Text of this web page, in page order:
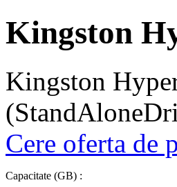
Kingston
Kingston
Cere oferta de
Capacitate (GB) :